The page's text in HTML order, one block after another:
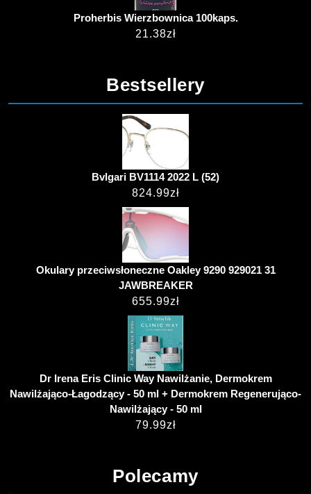
Proherbis Wierzbownica 100kaps.
21.38zł
Bestsellery
Bvlgari BV1114 2022 L (52)
824.99zł
Okulary przeciwsłoneczne Oakley 9290 929021 31
JAWBREAKER
655.99zł
Dr Irena Eris Clinic Way Nawilżanie, Dermokrem
Nawilżająco-Łagodzący - 50 ml + Dermokrem Regenerująco-
Nawilżający - 50 ml
79.99zł
Polecamy